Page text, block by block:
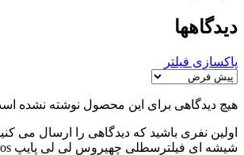
دیدگاهها
پاکسازی فیلتر
هیچ دیدگاهی برای این محصول نوشته نشده
اولین نفری باشید که دیدگاهی را ارسال می
شیشه ای فیلترسطلی چهیروس لی لی پایپ Chihiros”